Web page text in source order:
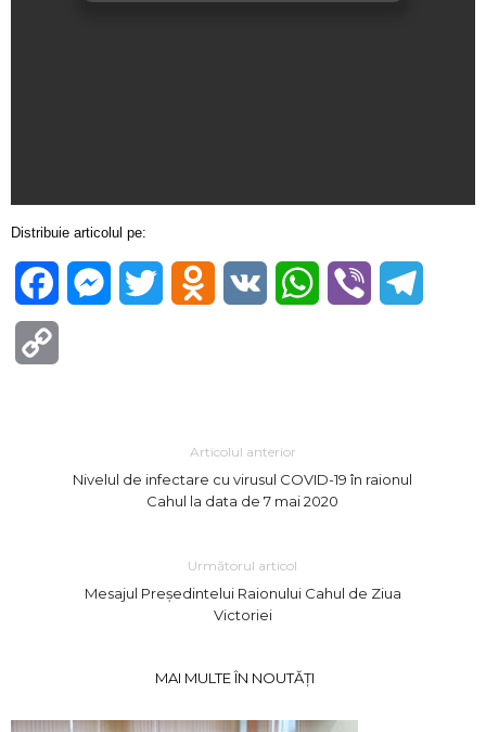
Distribuie articolul pe:
FacebookMessenger
Twitter Odnoklassniki
VK WhatsApp
Viber
Articolul anterior
Nivelul de infectare cu virusul COVID-19 în raionul
Cahul la data de 7 mai 2020
Următorul articol
Mesajul Președintelui Raionului Cahul de Ziua
Victoriei
MAI MULTE ÎN NOUTĂȚI